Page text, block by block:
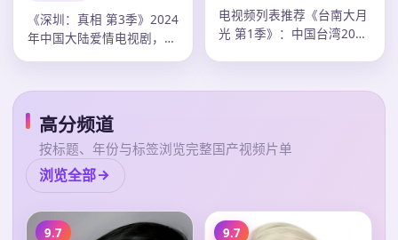
《深圳：真相 第3季》2024
年中国大陆爱情电视剧，单
电视频列表推荐《台南大月
光 第1季》：中国台湾2024
高分频道
按标题、年份与标签浏览完整国产视频片单
浏览全部
9.7 9.7